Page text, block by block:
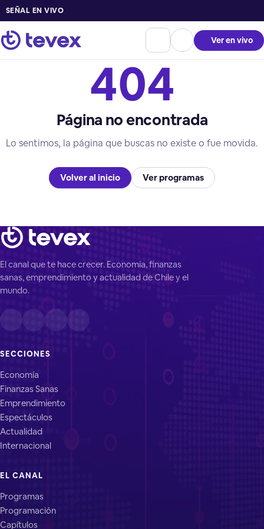
SEÑAL EN VIVO
Ver en vivo
404
Página no encontrada
Lo sentimos, la página que buscas no existe o fue movida.
Volver al inicio Ver programas
El canal que te hace crecer. Economía, finanzas
sanas, emprendimiento y actualidad de Chile y el
mundo.
SECCIONES
Economía
Finanzas Sanas
Emprendimiento
Espectáculos
Actualidad
Internacional
EL CANAL
Programas
Programación
Capítulos